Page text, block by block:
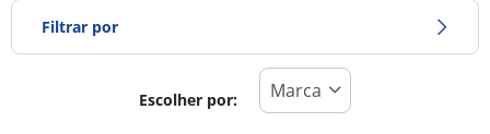
Filtrar por
Escolher por: